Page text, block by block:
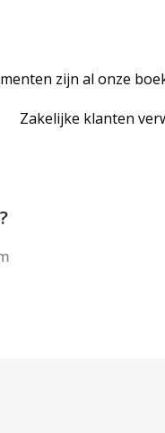
zijn al onze
Zakelijke klanten